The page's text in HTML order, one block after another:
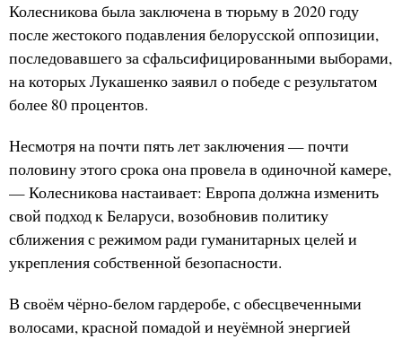
Колесникова была заключена в тюрьму в 2020 году
после жестокого подавления белорусской оппозиции,
последовавшего за сфальсифицированными выборами,
на которых Лукашенко заявил о победе с результатом
более 80 процентов.
Несмотря на почти пять лет заключения — почти
половину этого срока она провела в одиночной камере,
— Колесникова настаивает: Европа должна изменить
свой подход к Беларуси, возобновив политику
сближения с режимом ради гуманитарных целей и
укрепления собственной безопасности.
В своём чёрно-белом гардеробе, с обесцвеченными
волосами, красной помадой и неуёмной энергией